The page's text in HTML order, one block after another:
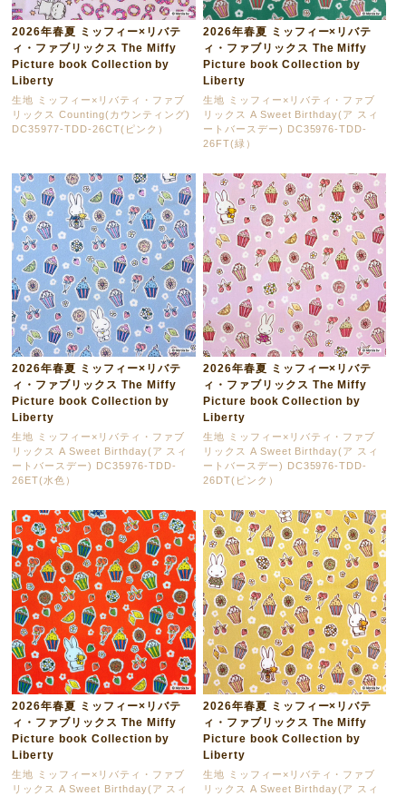
2026年春夏 ミッフィー×リバテ
ィ・ファブリックス The Miffy
Picture book Collection by
Liberty
生地 ミッフィー×リバティ・ファブ
リックス Counting(カウンティング)
DC35977-TDD-26CT(ピンク）
2026年春夏 ミッフィー×リバテ
ィ・ファブリックス The Miffy
Picture book Collection by
Liberty
生地 ミッフィー×リバティ・ファブ
リックス A Sweet Birthday(ア スィ
ートバースデー) DC35976-TDD-
26FT(緑）
2026年春夏 ミッフィー×リバテ
ィ・ファブリックス The Miffy
Picture book Collection by
Liberty
生地 ミッフィー×リバティ・ファブ
リックス A Sweet Birthday(ア スィ
ートバースデー) DC35976-TDD-
26ET(水色）
2026年春夏 ミッフィー×リバテ
ィ・ファブリックス The Miffy
Picture book Collection by
Liberty
生地 ミッフィー×リバティ・ファブ
リックス A Sweet Birthday(ア スィ
ートバースデー) DC35976-TDD-
26DT(ピンク）
2026年春夏 ミッフィー×リバテ
ィ・ファブリックス The Miffy
Picture book Collection by
Liberty
生地 ミッフィー×リバティ・ファブ
リックス A Sweet Birthday(ア スィ
2026年春夏 ミッフィー×リバテ
ィ・ファブリックス The Miffy
Picture book Collection by
Liberty
生地 ミッフィー×リバティ・ファブ
リックス A Sweet Birthday(ア スィ